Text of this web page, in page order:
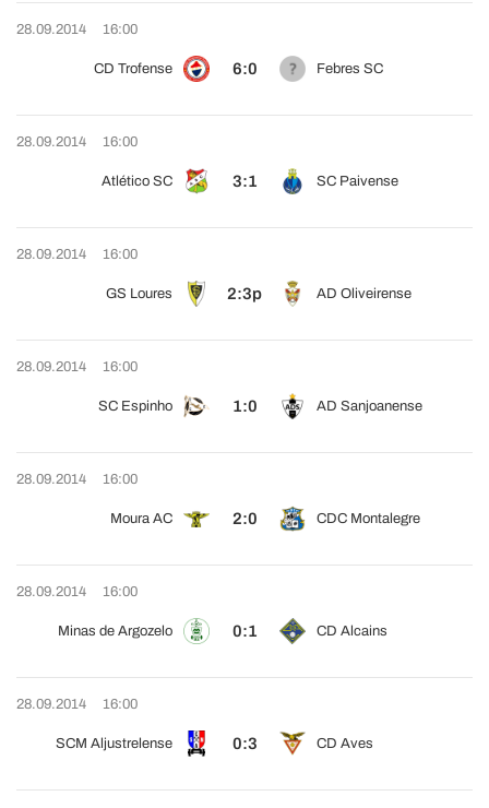
28.09.2014 16:00
CD Trofense 6:0 Febres SC
28.09.2014 16:00
Atlético SC 3:1 SC Paivense
28.09.2014 16:00
GS Loures 2:3p AD Oliveirense
28.09.2014 16:00
SC Espinho 1:0 AD Sanjoanense
28.09.2014 16:00
Moura AC 2:0 CDC Montalegre
28.09.2014 16:00
Minas de Argozelo 0:1 CD Alcains
28.09.2014 16:00
SCM Aljustrelense 0:3 CD Aves